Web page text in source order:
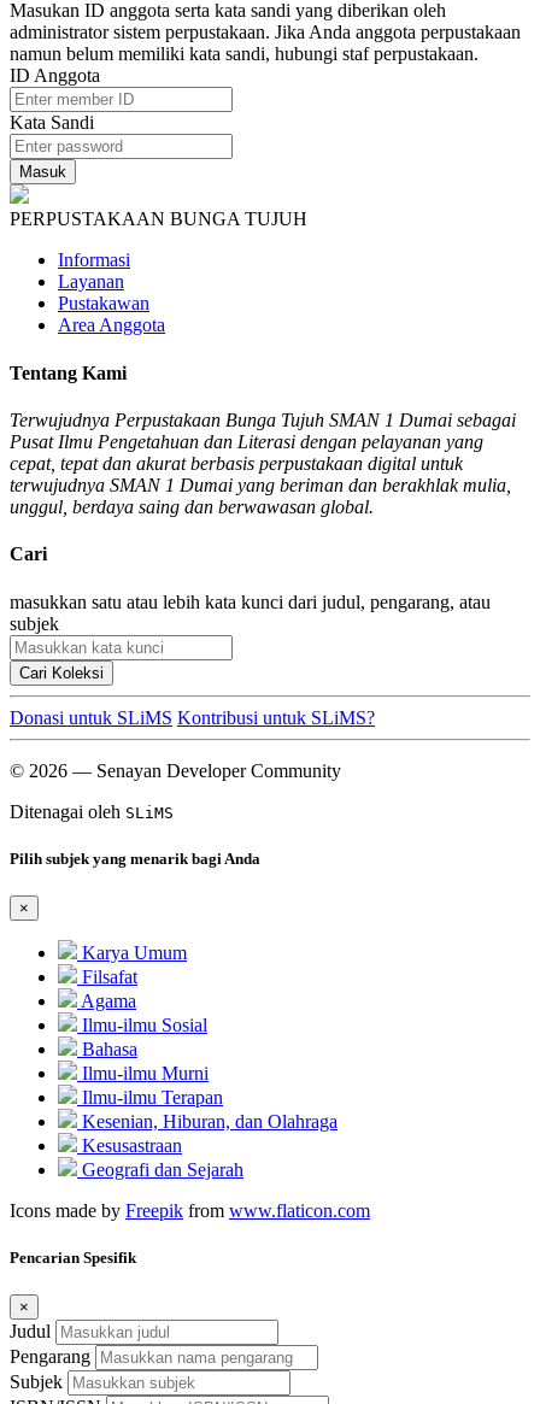
Masukan ID anggota serta kata sandi yang diberikan oleh
administrator sistem perpustakaan. Jika Anda anggota perpustakaan
namun belum memiliki kata sandi, hubungi staf perpustakaan.
ID Anggota
Kata Sandi
PERPUSTAKAAN BUNGA TUJUH
Informasi
Layanan
Pustakawan
Area Anggota
Tentang Kami
Terwujudnya Perpustakaan Bunga Tujuh SMAN 1 Dumai sebagai
Pusat Ilmu Pengetahuan dan Literasi dengan pelayanan yang
cepat, tepat dan akurat berbasis perpustakaan digital untuk
terwujudnya SMAN 1 Dumai yang beriman dan berakhlak mulia,
unggul, berdaya saing dan berwawasan global.
Cari
masukkan satu atau lebih kata kunci dari judul, pengarang, atau
subjek
Cari Koleksi
Donasi untuk SLiMS Kontribusi untuk SLiMS?
© 2026 — Senayan Developer Community
Ditenagai oleh SLiMS
Pilih subjek yang menarik bagi Anda
×
Karya Umum
Filsafat
Agama
Ilmu-ilmu Sosial
Bahasa
Ilmu-ilmu Murni
Ilmu-ilmu Terapan
Kesenian, Hiburan, dan Olahraga
Kesusastraan
Geografi dan Sejarah
Icons made by Freepik from www.flaticon.com
Pencarian Spesifik
×
Judul
Pengarang
Subjek